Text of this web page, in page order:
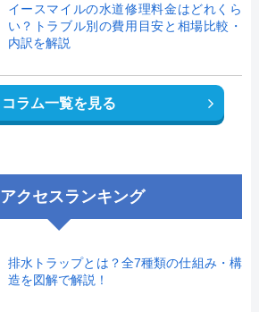
イースマイルの水道修理料金はどれくら
い？トラブル別の費用目安と相場比較・
内訳を解説
コラム一覧を見る
アクセスランキング
排水トラップとは？全7種類の仕組み・構
造を図解で解説！